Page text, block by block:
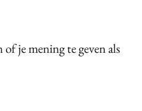
je mening te geven als